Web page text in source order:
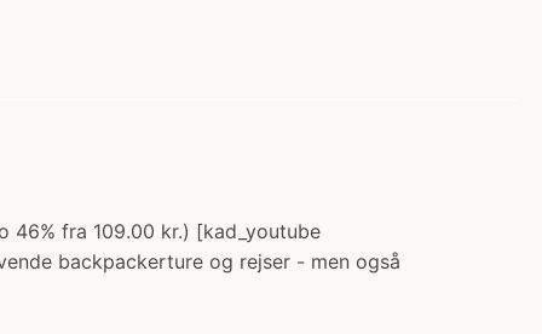
fra 109.00 kr.) [kad_youtube
backpackerture og rejser - men også